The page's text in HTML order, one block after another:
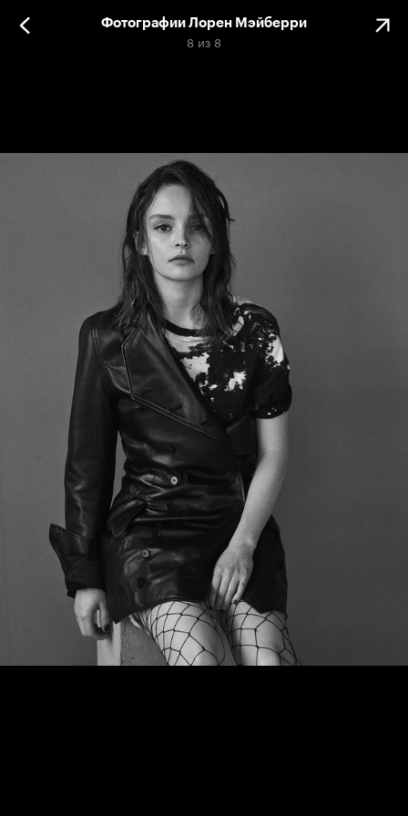
Фотографии Лорен Мэйберри
8 из 8